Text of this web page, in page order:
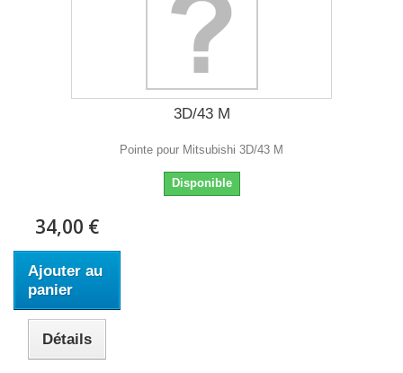
3D/43 M
Pointe pour Mitsubishi 3D/43 M
Disponible
34,00 €
Ajouter au
panier
Détails